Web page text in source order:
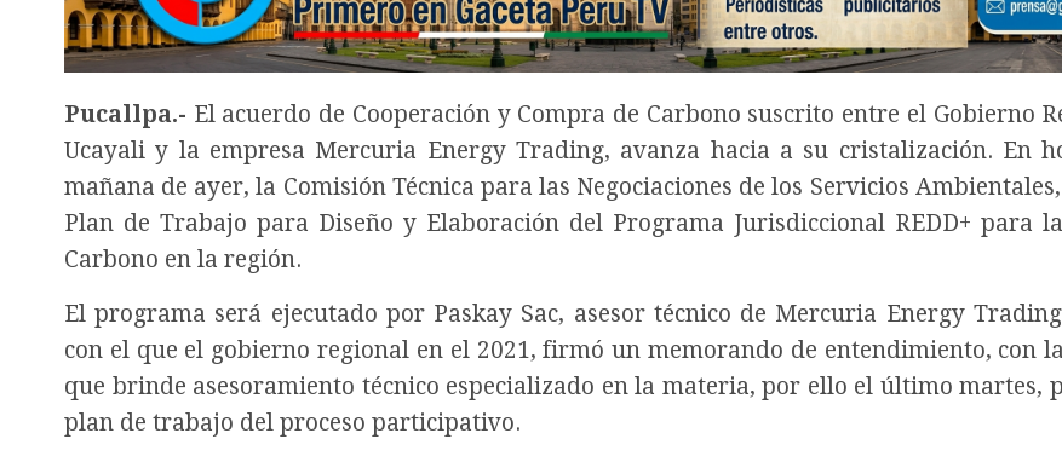
Pucallpa.- El acuerdo de Cooperación y Compra de Carbono suscrito entre el Gobierno
Ucayali y la empresa Mercuria Energy Trading, avanza hacia a su cristalización. En
mañana de ayer, la Comisión Técnica para las Negociaciones de los Servicios
Plan de Trabajo para Diseño y Elaboración del Programa Jurisdiccional REDD+ para
Carbono en la región.
El programa será ejecutado por Paskay Sac, asesor técnico de Mercuria Energy
con el que el gobierno regional en el 2021, firmó un memorando de entendimiento, con
que brinde asesoramiento técnico especializado en la materia, por ello el último martes,
plan de trabajo del proceso participativo.